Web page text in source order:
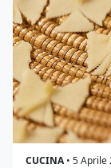
CUCINA• 5 Aprile